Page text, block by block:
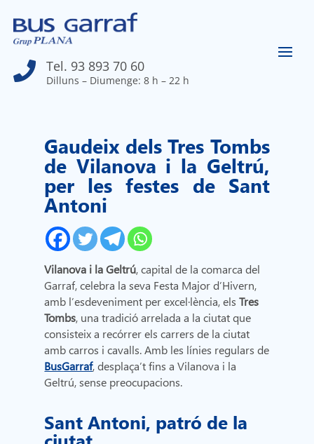
 Tel. 93 893 70 60
Dilluns – Diumenge: 8 h – 22 h
Gaudeix dels Tres Tombs
de Vilanova i la Geltrú,
per les festes de Sant
Antoni
Vilanova i la Geltrú, capital de la comarca del
Garraf, celebra la seva Festa Major d’Hivern,
amb l’esdeveniment per excel·lència, elsTres
Tombs, una tradició arrelada a la ciutat que
consisteix a recórrer els carrers de la ciutat
amb carros i cavalls. Amb les línies regulars de
BusGarraf, desplaça’t fins a Vilanova i la
Geltrú, sense preocupacions.
Sant Antoni, patró de la